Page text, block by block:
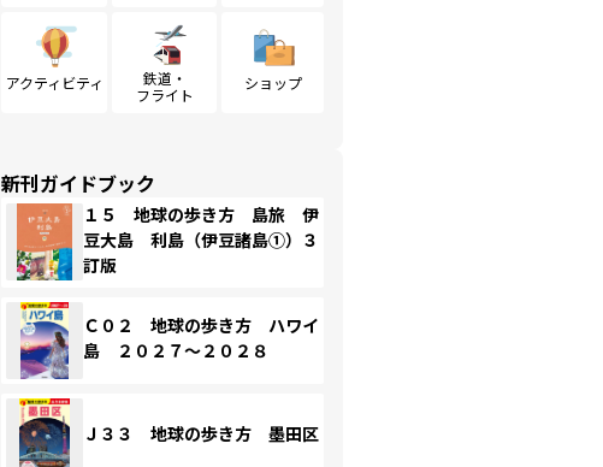
アクティビティ
鉄道・
フライト
ショップ
新刊ガイドブック
１５ 地球の歩き方 島旅 伊
豆大島 利島（伊豆諸島①）３
訂版
Ｃ０２ 地球の歩き方 ハワイ
島 ２０２７～２０２８
Ｊ３３ 地球の歩き方 墨田区